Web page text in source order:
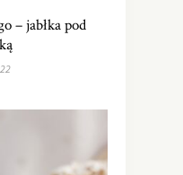
– jabłka pod